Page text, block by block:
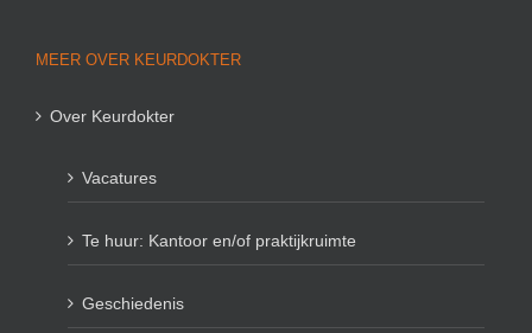
MEER OVER KEURDOKTER
Over Keurdokter
Vacatures
Te huur: Kantoor en/of praktijkruimte
Geschiedenis